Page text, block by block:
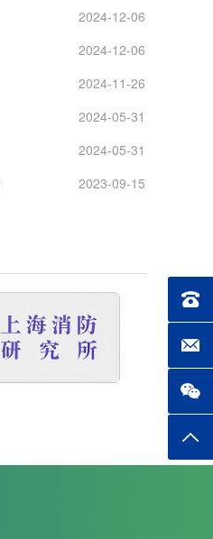
2024-12-06
2024-12-06
2024-11-26
2024-05-31
2024-05-31
2023-09-15
联系
电子
返回